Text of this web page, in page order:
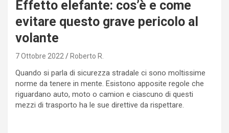
Effetto elefante: cos’è e come
evitare questo grave pericolo al
volante
7 Ottobre 2022 Roberto R.
Quando si parla di sicurezza stradale ci sono moltissime
norme da tenere in mente. Esistono apposite regole che
riguardano auto, moto o camion e ciascuno di questi
mezzi di trasporto ha le sue direttive da rispettare.